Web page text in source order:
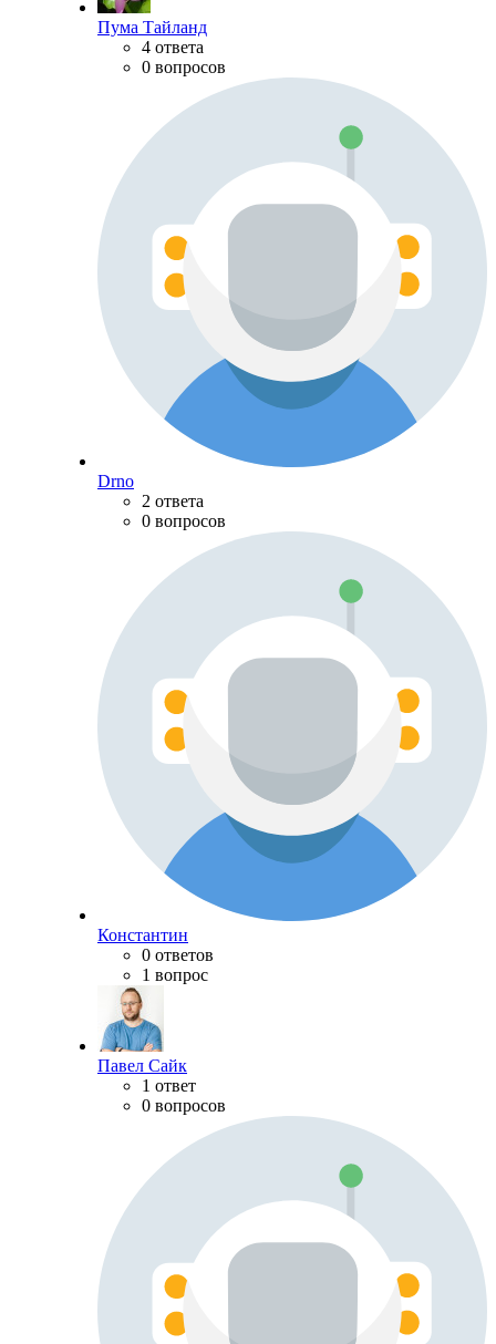
Пума Тайланд
4 ответа
0 вопросов
Drno
2 ответа
0 вопросов
Константин
0 ответов
1 вопрос
Павел Сайк
1 ответ
0 вопросов